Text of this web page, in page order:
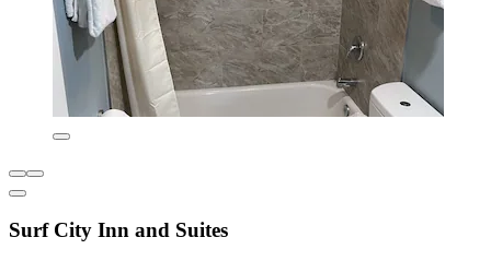
Surf City Inn and Suites